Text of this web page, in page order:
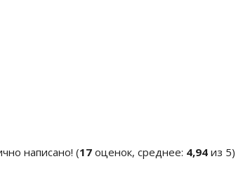
(17 оценок, среднее: 4,94 из 5)